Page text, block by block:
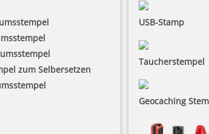
zum Selbersetzen
USB-Stamp
Taucherstempel
Geocaching